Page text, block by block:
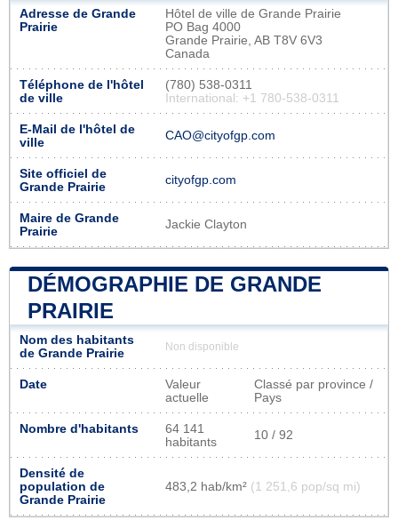
Adresse de Grande
Prairie
Hôtel de ville de Grande Prairie
PO Bag 4000
Grande Prairie, AB T8V 6V3
Canada
Téléphone de l'hôtel
de ville
(780) 538-0311
International: +1 780-538-0311
E-Mail de l'hôtel de
ville
CAO@cityofgp.com
Site officiel de
Grande Prairie
cityofgp.com
Maire de Grande
Prairie
Jackie Clayton
DÉMOGRAPHIE DE GRANDE
PRAIRIE
Nom des habitants
de Grande Prairie
Non disponible
Date
Valeur
actuelle
Classé par province /
Pays
Nombre d'habitants
64 141
habitants
10 / 92
Densité de
population de
Grande Prairie
483,2 hab/km² (1 251,6 pop/sq mi)